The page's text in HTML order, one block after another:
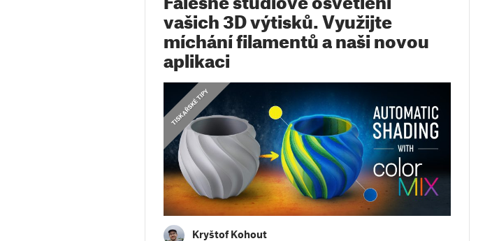
vašich 3D výtisků. Využijte
míchání filamentů a naši novou
aplikaci
NÁVODY
,
TISKAŘSKÉ TIPY
Kryštof Kohout